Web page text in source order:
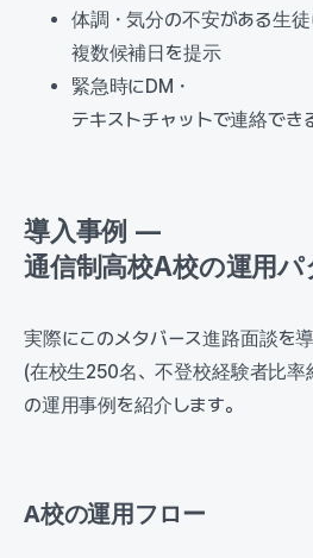
体調・気分の不安がある生徒
複数候補日を提示
緊急時にDM・
テキストチャットで連絡でき
導入事例 —
通信制高校A校の運用パ
実際にこのメタバース進路面談を
(在校生250名、不登校経験者比率
の運用事例を紹介します。
A校の運用フロー